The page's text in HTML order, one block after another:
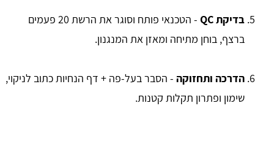
בדיקת QC
- הטכנאי פותח וסוגר את הרשת 20 פעמים
ברצף, בוחן מתיחה ומאזן את המנגנון.
הדרכה ותחזוקה - הסבר בעל-פה + דף הנחיות כתוב לניקוי,
שימון ופתרון תקלות קטנות.